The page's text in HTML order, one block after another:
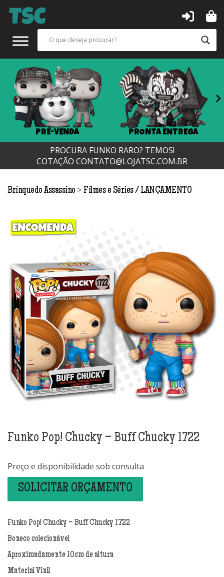
PRÉ-VENDA PRONTA ENTREGA
Next
PROCURA FUNKO RARO? TEMOS!
COTAÇÃO CONTATO@LOJATSC.COM.BR
Brinquedo Assassino > Filmes e Séries LANÇAMENTO
Funko Pop! Chucky – Buff Chucky 1722
Preço e disponibilidade sob consulta
SOLICITAR ORÇAMENTO
Funko Pop! Chucky – Buff Chucky 1722
Boneco colecionável
Aproximadamente 10cm de altura
Material Vinil